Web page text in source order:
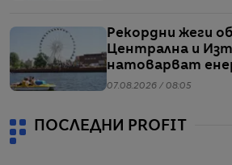
Рекордни жеги
Централна и
натоварват
системи
07.08.2026 / 08:05
ПОСЛЕДНИ PROFIT